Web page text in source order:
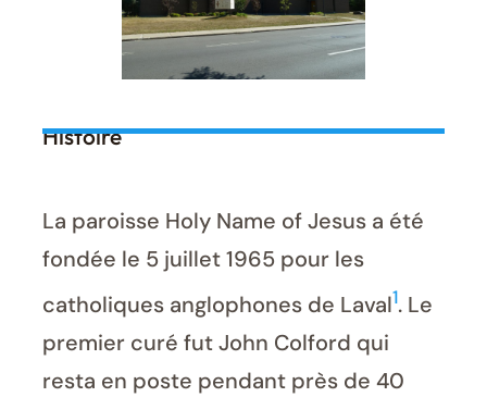
Histoire
La paroisse Holy Name of Jesus a été
fondée le 5 juillet 1965 pour les
catholiques anglophones de Laval1. Le
premier curé fut John Colford qui
resta en poste pendant près de 40